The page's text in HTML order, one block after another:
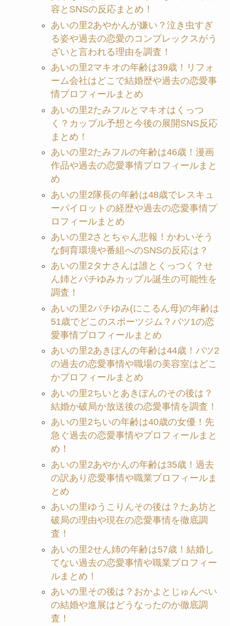
容とSNSの反応まとめ！
あいの里2あやかんが嫌い？泣き虫すぎ
る姿や過去の恋愛のコンプレックスがう
ざいと言われる理由を調査！
あいの里2マキオの年齢は39歳！リフォ
ーム会社はどこで結婚歴や過去の恋愛事
情プロフィールまとめ
あいの里2たみフルとマキオはくっつ
く？カップル予想と今後の展開SNS反応
まとめ！
あいの里2たみフルの年齢は46歳！漫画
作品や過去の恋愛事情プロフィールまと
め
あいの里2隊長の年齢は48歳でレスキュ
ーパイロットの経歴や過去の恋愛事情プ
ロフィールまとめ
あいの里2さとちゃん悲報！かわいそう
な飼育環境や番組へのSNSの反応は？
あいの里2タナさんは誰とくっつく？せ
ん姉とパチゆみカップル誕生の可能性を
調査！
あいの里2パチゆみ(にこるん母)の年齢は
51歳でどこのスポーツジム？バツ1の恋
愛事情プロフィールまとめ
あいの里2あきぽんの年齢は44歳！バツ2
の過去の恋愛事情や職場の美容室はどこ
かプロフィールまとめ
あいの里2ちいとあきぽんのその後は？
結婚か破局か放送後の恋愛事情を調査！
あいの里2ちいの年齢は40歳の女優！先
急ぐ過去の恋愛事情やプロフィールまと
め！
あいの里2あやかんの年齢は35歳！過去
の訳あり恋愛事情や職業プロフィールま
とめ
あいの里ゆうこりんその後は？たあ坊と
破局の理由や現在の恋愛事情を徹底調
査！
あいの里2せん姉の年齢は57歳！結婚し
てない過去の恋愛事情や職業プロフィー
ルまとめ！
あいの里その後は？おかよとじゅんぺい
の結婚や進展はどうなったのか徹底調
査！